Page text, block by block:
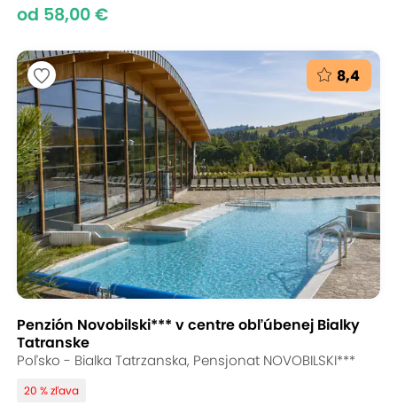
od 58,00 €
8,4
Penzión Novobilski*** v centre obľúbenej Bialky
Tatranske
Poľsko - Bialka Tatrzanska, Pensjonat NOVOBILSKI***
20 % zľava